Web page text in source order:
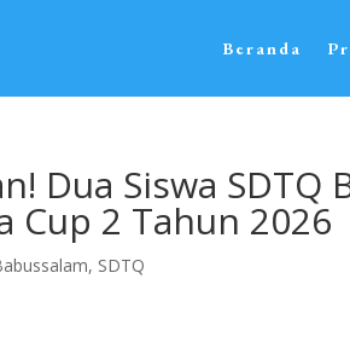
Beranda
Dua Siswa SDTQ
Cup 2 Tahun 2026
, SDTQ